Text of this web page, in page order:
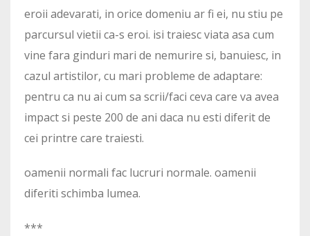
eroii adevarati, in orice domeniu ar fi ei, nu stiu pe
parcursul vietii ca-s eroi. isi traiesc viata asa cum
vine fara ginduri mari de nemurire si, banuiesc, in
cazul artistilor, cu mari probleme de adaptare:
pentru ca nu ai cum sa scrii/faci ceva care va avea
impact si peste 200 de ani daca nu esti diferit de
cei printre care traiesti.
oamenii normali fac lucruri normale. oamenii
diferiti schimba lumea.
***